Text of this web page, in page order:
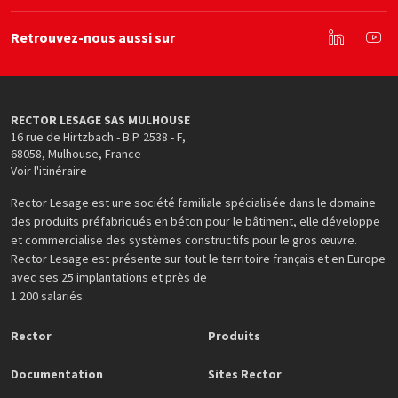
Retrouvez-nous aussi sur
Linkedin
RECTOR LESAGE SAS MULHOUSE
16 rue de Hirtzbach - B.P. 2538 - F,
68058, Mulhouse, France
Voir l'itinéraire
Rector Lesage est une société familiale spécialisée dans le domaine
des produits préfabriqués en béton pour le bâtiment, elle développe
et commercialise des systèmes constructifs pour le gros œuvre.
Rector Lesage est présente sur tout le territoire français et en Europe
avec ses 25 implantations et près de
1 200 salariés.
Rector Produits
Documentation Sites Rector